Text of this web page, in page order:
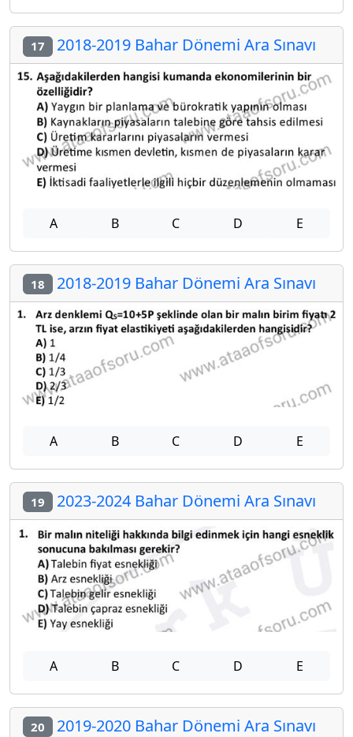
17 2018-2019 Bahar Dönemi Ara Sınavı
A B C D E
18 2018-2019 Bahar Dönemi Ara Sınavı
A B C D E
19 2023-2024 Bahar Dönemi Ara Sınavı
A B C D E
20 2019-2020 Bahar Dönemi Ara Sınavı